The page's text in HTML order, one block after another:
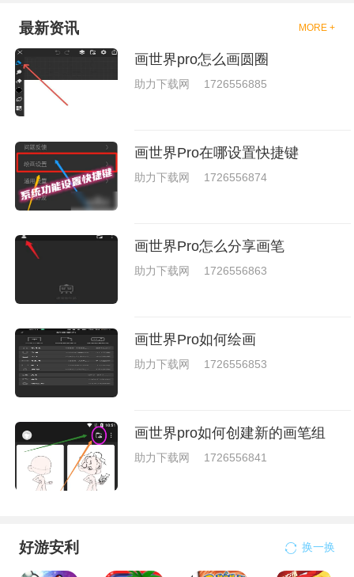
够去进行体验的，我们也是能够
就是收集了一些有意思的拳击游
最新资讯 MORE +
画世界pro怎么画圆圈
助力下载网 1726556885
画世界Pro在哪设置快捷键
助力下载网 1726556874
画世界Pro怎么分享画笔
助力下载网 1726556863
画世界Pro如何绘画
助力下载网 1726556853
画世界pro如何创建新的画笔组
助力下载网 1726556841
好游安利 换一换